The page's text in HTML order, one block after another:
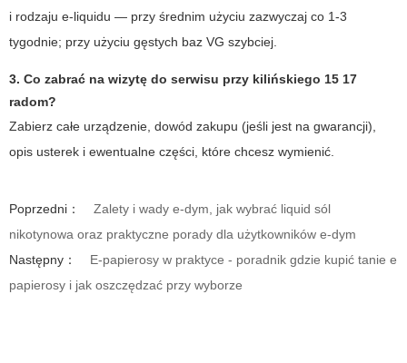
i rodzaju e-liquidu — przy średnim użyciu zazwyczaj co 1-3
tygodnie; przy użyciu gęstych baz VG szybciej.
3. Co zabrać na wizytę do serwisu przy kilińskiego 15 17
radom?
Zabierz całe urządzenie, dowód zakupu (jeśli jest na gwarancji),
opis usterek i ewentualne części, które chcesz wymienić.
Poprzedni：
Zalety i wady e-dym, jak wybrać liquid sól
nikotynowa oraz praktyczne porady dla użytkowników e-dym
Następny：
E-papierosy w praktyce - poradnik gdzie kupić tanie e
papierosy i jak oszczędzać przy wyborze